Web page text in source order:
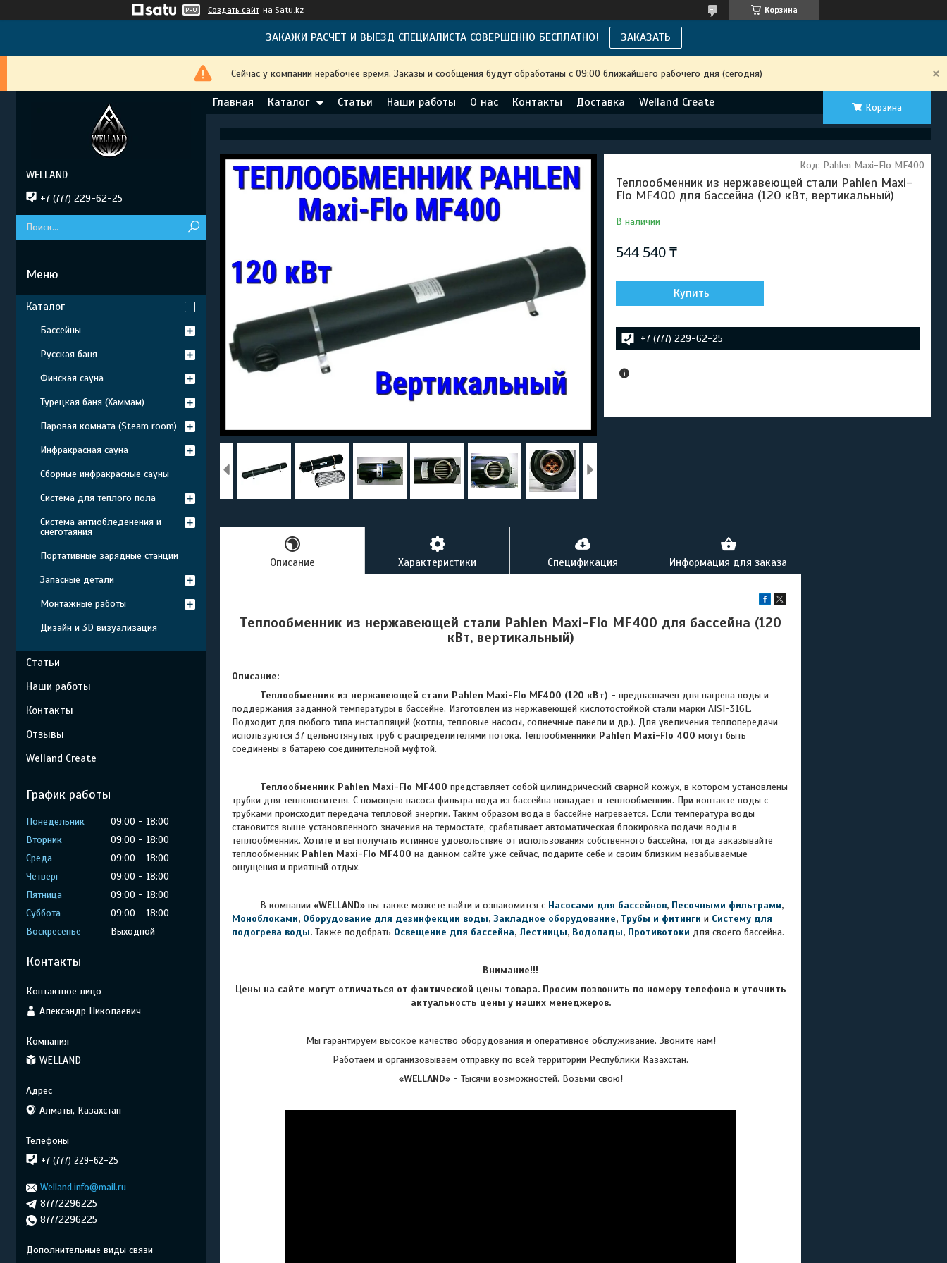
Создать сайт на Satu.kz Корзина
ЗАКАЖИ РАСЧЕТ И ВЫЕЗД СПЕЦИАЛИСТА СОВЕРШЕННО БЕСПЛАТНО! ЗАКАЗАТЬ
Сейчас у компании нерабочее время. Заказы и сообщения будут обработаны с 09:00 ближайшего рабочего дня (сегодня)
Главная Каталог Статьи Наши работы О нас Контакты Доставка Welland Create Корзина
Теплообменник из нержавеющей стали Pahlen Maxi-
Flo MF400 для бассейна (120 кВт, вертикальный)
В наличии
Код: Pahlen Maxi-Flo MF400
544 540 ₸
Купить
+7 (777) 229-62-25
Описание Характеристики Спецификация Информация для заказа
Теплообменник из нержавеющей стали Pahlen Maxi-Flo MF400 для бассейна (120
кВт, вертикальный)
Описание:
Теплообменник из нержавеющей стали Pahlen Maxi-Flo MF400 (120 кВт) - предназначен для нагрева воды и
поддержания заданной температуры в бассейне. Изготовлен из нержавеющей кислотостойкой стали марки AISI-316L.
Подходит для любого типа инсталляций (котлы, тепловые насосы, солнечные панели и др.). Для увеличения теплопередачи
используются 37 цельнотянутых труб с распределителями потока. Теплообменники Pahlen Maxi-Flo 400 могут быть
соединены в батарею соединительной муфтой.
Теплообменник Pahlen Maxi-Flo MF400 представляет собой цилиндрический сварной кожух, в котором установлены
трубки для теплоносителя. С помощью насоса фильтра вода из бассейна попадает в теплообменник. При контакте воды с
трубками происходит передача тепловой энергии. Таким образом вода в бассейне нагревается. Если температура воды
становится выше установленного значения на термостате, срабатывает автоматическая блокировка подачи воды в
теплообменник. Хотите и вы получать истинное удовольствие от использования собственного бассейна, тогда заказывайте
теплообменник Pahlen Maxi-Flo MF400 на данном сайте уже сейчас, подарите себе и своим близким незабываемые
ощущения и приятный отдых.
В компании «WELLAND» вы также можете найти и ознакомится с Насосами для бассейнов, Песочными фильтрами,
Моноблоками, Оборудование для дезинфекции воды, Закладное оборудование, Трубы и фитинги и Систему для
подогрева воды. Также подобрать Освещение для бассейна, Лестницы, Водопады, Противотоки для своего бассейна.
Внимание!!!
Цены на сайте могут отличаться от фактической цены товара. Просим позвонить по номеру телефона и уточнить
актуальность цены у наших менеджеров.
Мы гарантируем высокое качество оборудования и оперативное обслуживание. Звоните нам!
Работаем и организовываем отправку по всей территории Республики Казахстан.
«WELLAND»- Тысячи возможностей. Возьми свою!
WELLAND
+7 (777) 229-62-25
Каталог
Бассейны
Русская баня
Финская сауна
Турецкая баня (Хаммам)
Паровая комната (Steam room)
Инфракрасная сауна
Сборные инфракрасные сауны
Система для тёплого пола
Система антиобледенения и
снеготаяния
Портативные зарядные станции
Запасные детали
Монтажные работы
Дизайн и 3D визуализация
Статьи
Наши работы
Контакты
Отзывы
Welland Create
График работы
Понедельник 09:00
18:00
Вторник
09:00
18:00
Среда
09:00
18:00
Четверг
09:00
18:00
Пятница
09:00
18:00
Суббота
09:00
18:00
Воскресенье
Выходной
Контакты
Александр Николаевич
WELLAND
Алматы, Казахстан
+7 (777) 229-62-25
Welland.info@mail.ru
87772296225
87772296225